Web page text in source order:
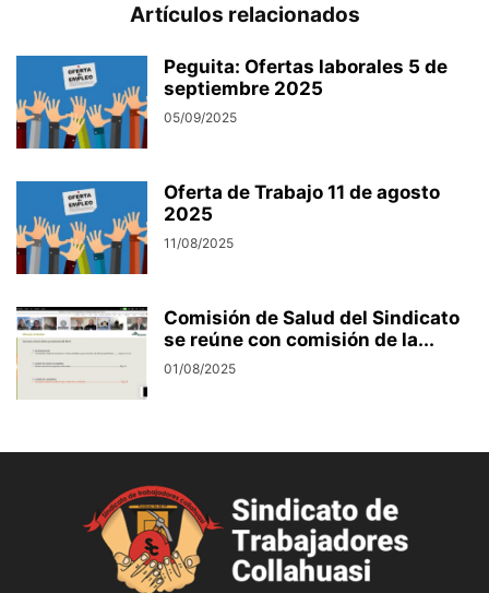
Artículos relacionados
Peguita: Ofertas laborales 5 de
septiembre 2025
05/09/2025
Oferta de Trabajo 11 de agosto
2025
11/08/2025
Comisión de Salud del Sindicato
se reúne con comisión de la...
01/08/2025